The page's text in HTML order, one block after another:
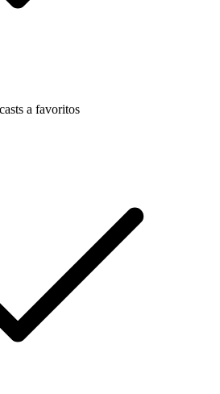
a favoritos